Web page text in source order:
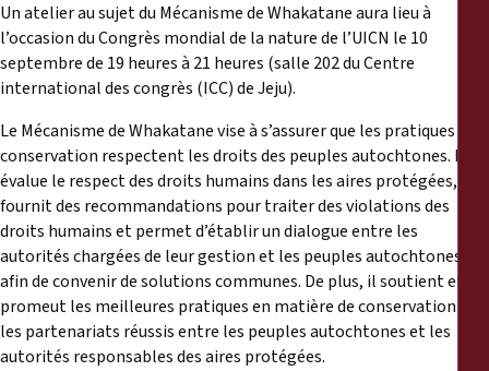
Press Releases
Training Materials
Briefing Papers
Legal Submissions
Declarations
Annual Reports
Un atelier au sujet du Mécanisme de Whakatane aura lieu à
l’occasion du Congrès mondial de la nature de l’UICN le 10
septembre de 19 heures à 21 heures (salle 202 du Centre
international des congrès (ICC) de Jeju).
Le Mécanisme de Whakatane vise à s’assurer que les pratiques de
conservation respectent les droits des peuples autochtones. Il
évalue le respect des droits humains dans les aires protégées,
fournit des recommandations pour traiter des violations des
droits humains et permet d’établir un dialogue entre les
autorités chargées de leur gestion et les peuples autochtones,
afin de convenir de solutions communes. De plus, il soutient et
promeut les meilleures pratiques en matière de conservation et
les partenariats réussis entre les peuples autochtones et les
autorités responsables des aires protégées.